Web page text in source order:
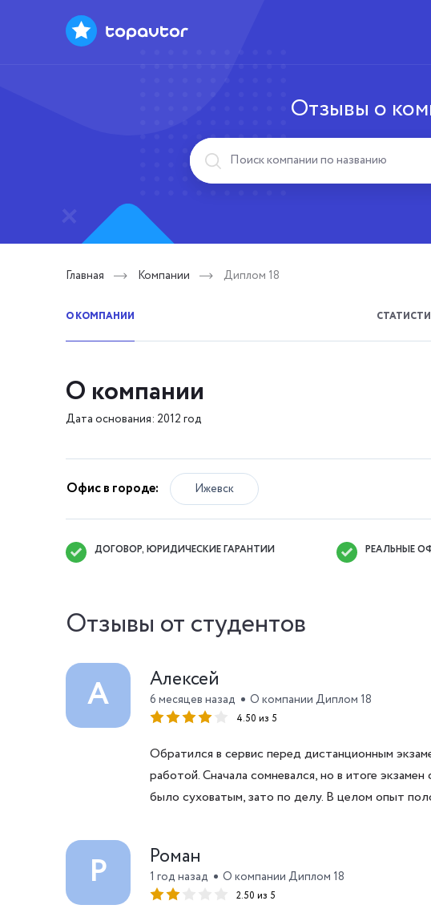
Отзывы о
Главная Компании Диплом 18
О КОМПАНИИ
О компании
Дата основания: 2012 год
Офис в городе: Ижевск
ДОГОВОР, ЮРИДИЧЕСКИЕ ГАРАНТИИ РЕАЛЬНЫЕ
Отзывы от студентов
А Алексей
6 месяцев назад О компании Диплом 18
4.50 из 5
Обратился в сервис перед дистанционным
работой. Сначала сомневался, но в итоге
было суховатым, зато по делу. В целом опыт
Р Роман
1 год назад О компании Диплом 18
2.50 из 5